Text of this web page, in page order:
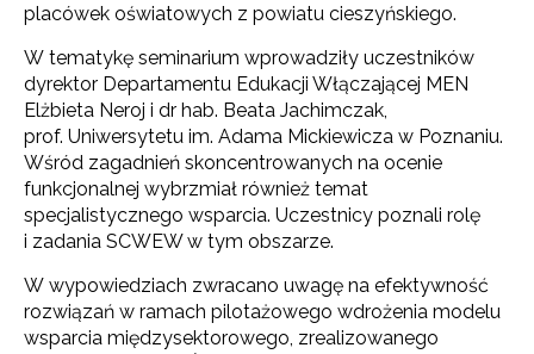
placówek oświatowych z powiatu cieszyńskiego.
W tematykę seminarium wprowadziły uczestników
dyrektor Departamentu Edukacji Włączającej MEN
Elżbieta Neroj i dr hab. Beata Jachimczak,
prof. Uniwersytetu im. Adama Mickiewicza w Poznaniu.
Wśród zagadnień skoncentrowanych na ocenie
funkcjonalnej wybrzmiał również temat
specjalistycznego wsparcia. Uczestnicy poznali rolę
i zadania SCWEW w tym obszarze.
W wypowiedziach zwracano uwagę na efektywność
rozwiązań w ramach pilotażowego wdrożenia modelu
wsparcia międzysektorowego, zrealizowanego